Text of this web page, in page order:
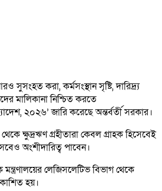
সুসংহত করা, কর্মসংস্থান সৃষ্টি, দারিদ্র্য
মালিকানা নিশ্চিত করতে
২০২৬’ জারি করেছে অন্তর্বর্তী সরকার।
ক্ষুদ্রঋণ গ্রহীতারা কেবল গ্রাহক হিসেবেই
অংশীদারিত্ব পাবেন।
লেজিসলেটিভ বিভাগ থেকে
হয়।